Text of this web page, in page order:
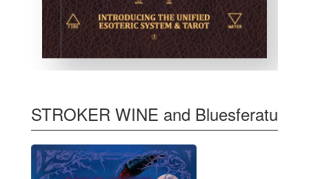
STROKER WINE and Bluesferatu